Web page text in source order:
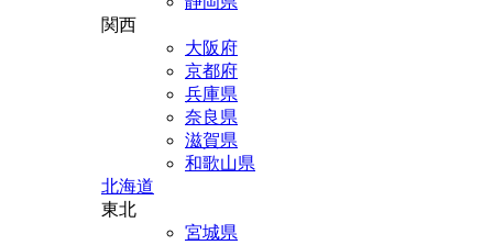
関西
大阪府
京都府
兵庫県
奈良県
滋賀県
和歌山県
北海道
東北
宮城県